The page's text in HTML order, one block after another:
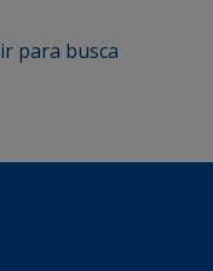
ir para busca